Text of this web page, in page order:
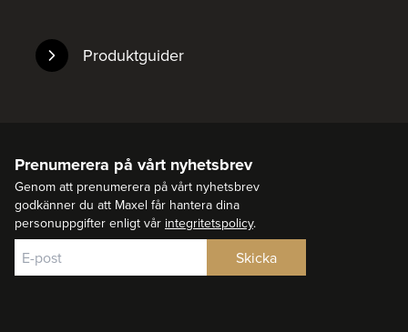
Produktguider
Prenumerera på vårt nyhetsbrev
Genom att prenumerera på vårt nyhetsbrev
godkänner du att Maxel får hantera dina
personuppgifter enligt vår integritetspolicy.